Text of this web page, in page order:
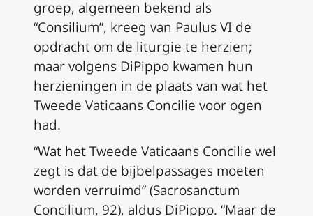
groep, algemeen bekend als
“Consilium”, kreeg van Paulus VI de
opdracht om de liturgie te herzien;
maar volgens DiPippo kwamen hun
herzieningen in de plaats van wat het
Tweede Vaticaans Concilie voor ogen
had.
“Wat het Tweede Vaticaans Concilie wel
zegt is dat de bijbelpassages moeten
worden verruimd” (Sacrosanctum
Concilium, 92), aldus DiPippo. “Maar de